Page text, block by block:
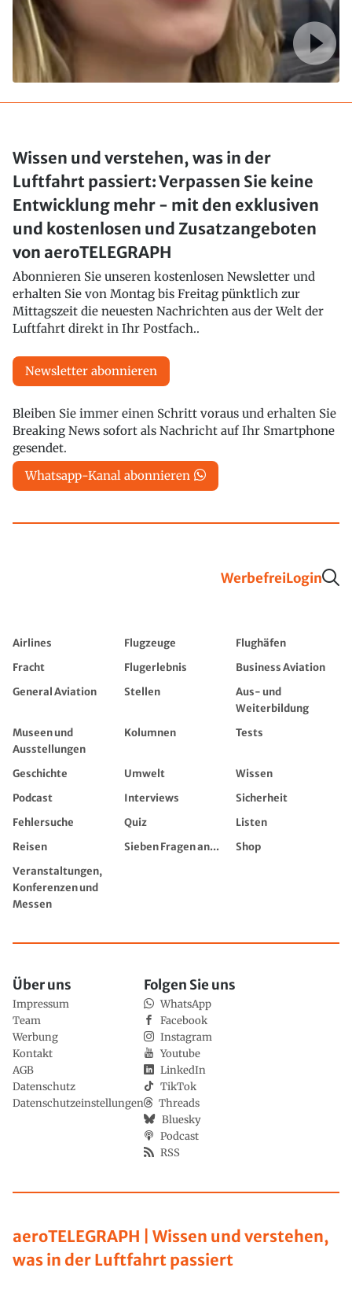
Wissen und verstehen, was in der
Luftfahrt passiert: Verpassen Sie keine
Entwicklung mehr - mit den exklusiven
und kostenlosen und Zusatzangeboten
von aeroTELEGRAPH
Abonnieren Sie unseren kostenlosen Newsletter und
erhalten Sie von Montag bis Freitag pünktlich zur
Mittagszeit die neuesten Nachrichten aus der Welt der
Luftfahrt direkt in Ihr Postfach..
Newsletter abonnieren
Bleiben Sie immer einen Schritt voraus und erhalten Sie
Breaking News sofort als Nachricht auf Ihr Smartphone
gesendet.
Whatsapp-Kanal abonnieren
WerbefreiLogin
Airlines Flugzeuge
Flughäfen
Fracht
Flugerlebnis
Business Aviation
General Aviation
Stellen
Aus- und
Weiterbildung
Museen und
Ausstellungen
Kolumnen Tests
Geschichte Umwelt
Wissen
Podcast
Interviews
Sicherheit
Fehlersuche
Quiz
Listen
Reisen
Sieben Fragen an...
Shop
Veranstaltungen,
Konferenzen und
Messen
aeroTELEGRAPH | Wissen und verstehen,
was in der Luftfahrt passiert
Über uns
Impressum
Team
Werbung
Kontakt
AGB
Datenschutz
Datenschutzeinstellungen
Folgen Sie uns
WhatsApp
Facebook
Instagram
Youtube
LinkedIn
TikTok
Threads
Bluesky
Podcast
RSS